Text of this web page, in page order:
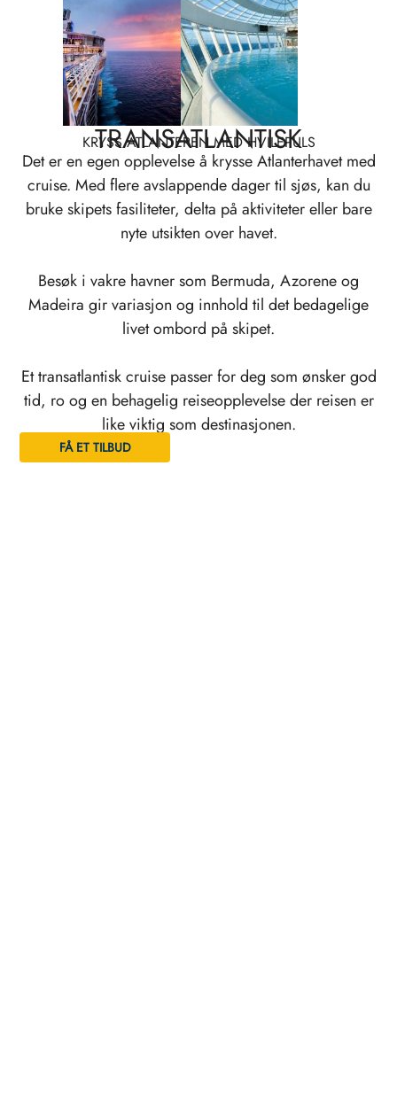
TRANSATLANTISK
KRYSS ATLANTEREN MED HVILEPULS
Det er en egen opplevelse å krysse Atlanterhavet med
cruise. Med flere avslappende dager til sjøs, kan du
bruke skipets fasiliteter, delta på aktiviteter eller bare
nyte utsikten over havet.
Besøk i vakre havner som Bermuda, Azorene og
Madeira gir variasjon og innhold til det bedagelige
livet ombord på skipet.
Et transatlantisk cruise passer for deg som ønsker god
tid, ro og en behagelig reiseopplevelse der reisen er
like viktig som destinasjonen.
FÅ ET TILBUD